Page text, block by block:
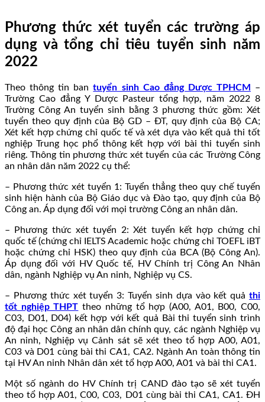
Phương thức xét tuyển các trường áp
dụng và tổng chỉ tiêu tuyển sinh năm
2022
Theo thông tin bantuyển sinh Cao đẳng Dược TPHCM
–
Trường Cao đẳng Y Dược Pasteur tổng hợp, năm 2022 8
Trường Công An tuyển sinh bằng 3 phương thức gồm: Xét
tuyển theo quy định của Bộ GD – ĐT, quy định của Bộ CA;
Xét kết hợp chứng chỉ quốc tế và xét dựa vào kết quả thi tốt
nghiệp Trung học phổ thông kết hợp với bài thi tuyển sinh
riêng. Thông tin phương thức xét tuyển của các Trường Công
an nhân dân năm 2022 cụ thể:
– Phương thức xét tuyển 1: Tuyển thẳng theo quy chế tuyển
sinh hiện hành của Bộ Giáo dục và Đào tạo, quy định của Bộ
Công an. Áp dụng đối với mọi trường Công an nhân dân.
– Phương thức xét tuyển 2: Xét tuyển kết hợp chứng chỉ
quốc tế (chứng chỉ IELTS Academic hoặc chứng chỉ TOEFL iBT
hoặc chứng chỉ HSK) theo quy định của BCA (Bộ Công An).
Áp dụng đối với HV Quốc tế, HV Chính trị Công An Nhân
dân, ngành Nghiệp vụ An ninh, Nghiệp vụ CS.
– Phương thức xét tuyển 3: Tuyển sinh dựa vào kết quả thi
tốt nghiệp THPT theo những tổ hợp (A00, A01, B00, C00,
C03, D01, D04) kết hợp với kết quả Bài thi tuyển sinh trình
độ đại học Công an nhân dân chính quy, các ngành Nghiệp vụ
An ninh, Nghiệp vụ Cảnh sát sẽ xét theo tổ hợp A00, A01,
C03 và D01 cùng bài thi CA1, CA2. Ngành An toàn thông tin
tại HV An ninh Nhân dân xét tổ hợp A00, A01 và bài thi CA1.
Một số ngành do HV Chính trị CAND đào tạo sẽ xét tuyển
theo tổ hợp A01, C00, C03, D01 cùng bài thi CA1, CA1. ĐH